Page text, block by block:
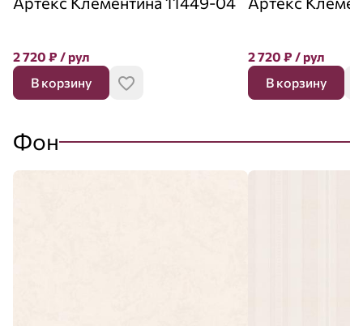
2 720 ₽ / рул
В корзину
2 720 ₽ / рул
В корзину
Фон